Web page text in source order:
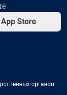
App Store
органов